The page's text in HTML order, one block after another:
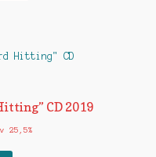
CD 2019
25,5%